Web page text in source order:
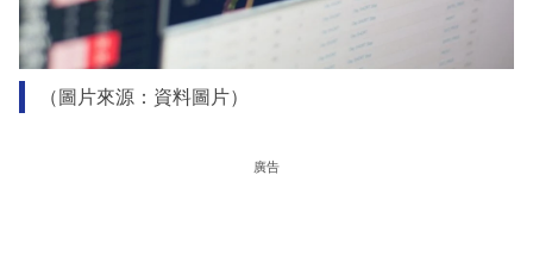
（圖片來源：資料圖片）
廣告